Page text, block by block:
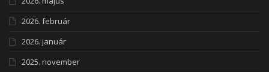
2026. február
2026. január
2025. november